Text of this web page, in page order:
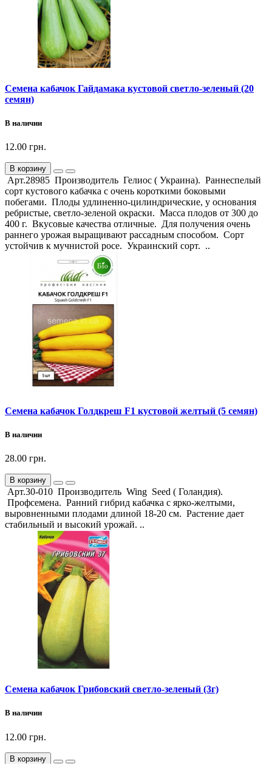
Семена кабачок Гайдамака кустовой светло-зеленый (20
семян)
В наличии
12.00 грн.
В корзину
Арт.28985 Производитель Гелиос ( Украина). Раннеспелый
сорт кустового кабачка с очень короткими боковыми
побегами. Плоды удлиненно-цилиндрические, у основания
ребристые, светло-зеленой окраски. Масса плодов от 300 до
400 г. Вкусовые качества отличные. Для получения очень
раннего урожая выращивают рассадным способом. Сорт
устойчив к мучнистой росе. Украинский сорт. ..
Семена кабачок Голдкреш F1 кустовой желтый (5 семян)
В наличии
28.00 грн.
В корзину
Арт.30-010 Производитель Wing Seed ( Голандия).
Профсемена. Ранний гибрид кабачка с ярко-желтыми,
выровненными плодами длиной 18-20 см. Растение дает
стабильный и высокий урожай. ..
Семена кабачок Грибовский светло-зеленый (3г)
В наличии
12.00 грн.
В корзину